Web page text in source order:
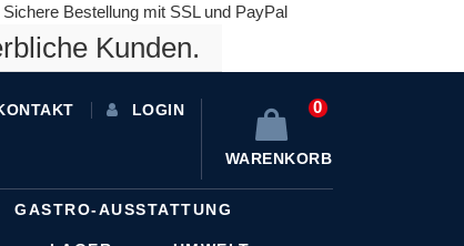
Bestellung mit SSL und PayPal
Kunden.
LOGIN 0
WARENKORB
GASTRO-AUSSTATTUNG